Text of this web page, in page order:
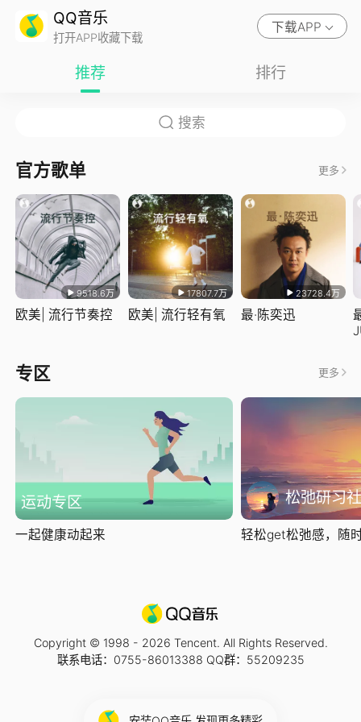
QQ音乐
打开APP收藏下载
下载APP
推荐 排行
官方歌单 更多
9518.6万
欧美| 流行节奏控
17807.7万
欧美| 流行轻有氧
23728.4万
最·陈奕迅
专区 更多
运动专区
一起健康动起来
松弛研习社
轻松get松弛感，随
Copyright © 1998 - 2026 Tencent. All Rights Reserved.
联系电话：0755-86013388 QQ群：55209235